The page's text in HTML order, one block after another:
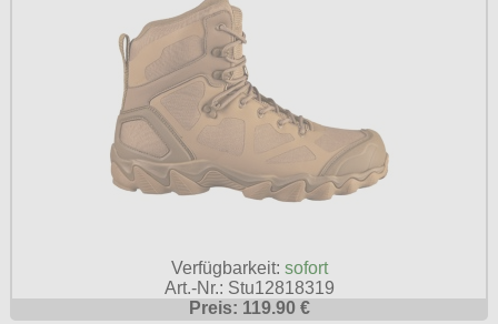
Spin Doctor
Surplus
Vixxsin
Voodoo Vixen
Warrior Clothing
Verfügbarkeit: sofort
Art.-Nr.: Stu12818319
Preis: 119.90 €